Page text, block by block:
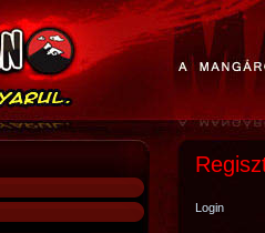
Login